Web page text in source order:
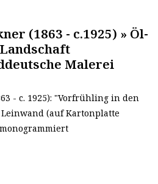
(1863 - c.1925) » Öl-
Malerei
- c. 1925): "Vorfrühling in den
(auf Kartonplatte